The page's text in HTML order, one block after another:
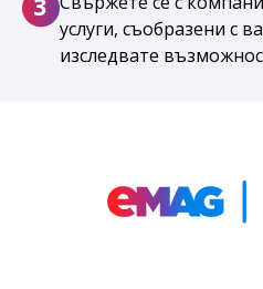
услуги, съобразени с
изследвате